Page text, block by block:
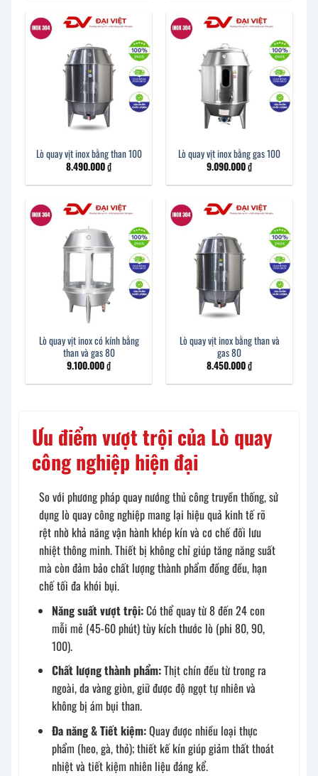
Lò quay vịt inox bằng than 100
8.490.000₫
Lò quay vịt inox bằng gas 100
9.090.000₫
Lò quay vịt inox có kính bằng
than và gas 80
9.100.000₫
Lò quay vịt inox bằng than và
gas 80
8.450.000₫
Ưu điểm vượt trội của Lò quay
công nghiệp hiện đại
So với phương pháp quay nướng thủ công truyền thống, sử
dụng lò quay công nghiệp mang lại hiệu quả kinh tế rõ
rệt nhờ khả năng vận hành khép kín và cơ chế đối lưu
nhiệt thông minh. Thiết bị không chỉ giúp tăng năng suất
mà còn đảm bảo chất lượng thành phẩm đồng đều, hạn
chế tối đa khói bụi.
Năng suất vượt trội:Có thể quay từ 8 đến 24 con
mỗi mẻ (45-60 phút) tùy kích thước lò (phi 80, 90,
100).
Chất lượng thành phẩm:Thịt chín đều từ trong ra
ngoài, da vàng giòn, giữ được độ ngọt tự nhiên và
không bị ám bụi than.
Đa năng & Tiết kiệm:Quay được nhiều loại thực
phẩm (heo, gà, thỏ); thiết kế kín giúp giảm thất thoát
nhiệt và tiết kiệm nhiên liệu đáng kể.